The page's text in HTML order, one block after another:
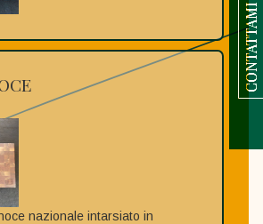
CONTATTAMI
nazionale intarsiato in